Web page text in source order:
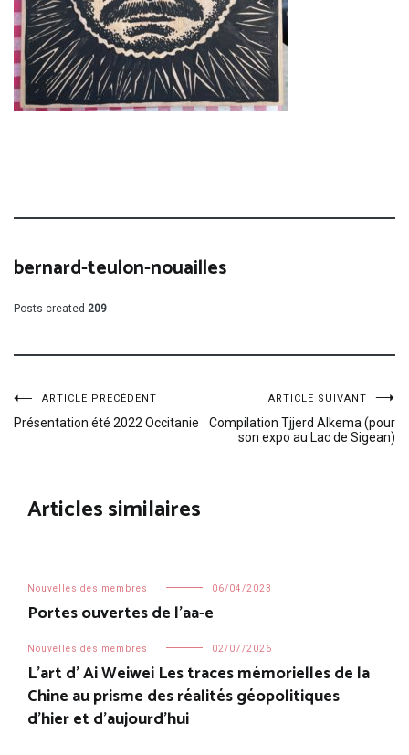
bernard-teulon-nouailles
Posts created 209
Navigation
l’article
ARTICLE PRÉCÉDENT
Présentation été 2022 Occitanie
ARTICLE SUIVANT
Compilation Tjjerd Alkema (pour
son expo au Lac de Sigean)
Articles similaires
Nouvelles des membres 06/04/2023
Portes ouvertes de l’aa-e
Nouvelles des membres 02/07/2026
L’art d’ Ai Weiwei Les traces mémorielles de la
Chine au prisme des réalités géopolitiques
d’hier et d’aujourd’hui